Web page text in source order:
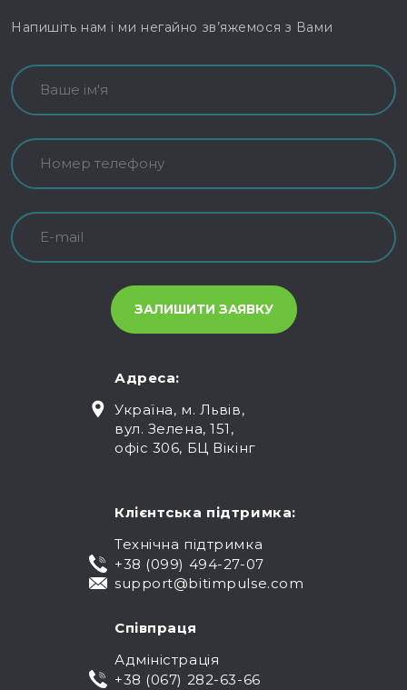
Напишіть нам і ми негайно зв’яжемося з Вами
Адреса:
Україна, м. Львів,
вул. Зелена, 151,
офіс 306, БЦ Вікінг
Клієнтська підтримка:
Технічна підтримка
+38 (099) 494-27-07
support@bitimpulse.com
Співпраця
Адміністрація
+38 (067) 282-63-66